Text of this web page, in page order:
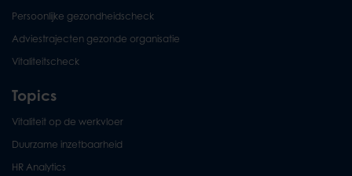
Persoonlijke gezondheidscheck
Adviestrajecten gezonde organisatie
Vitaliteitscheck
Topics
Vitaliteit op de werkvloer
Duurzame inzetbaarheid
HR Analytics